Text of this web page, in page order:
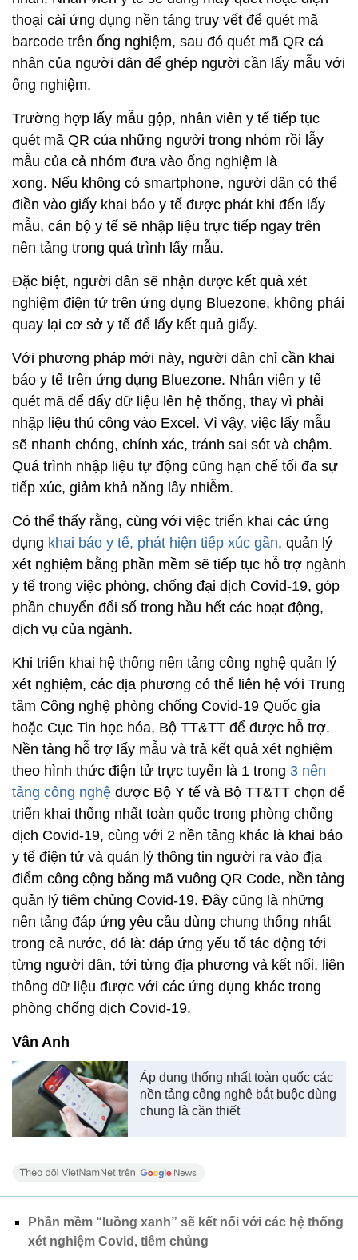
thoại cài ứng dụng nền tảng truy vết để quét mã
barcode trên ống nghiệm, sau đó quét mã QR cá
nhân của người dân để ghép người cần lấy mẫu với
ống nghiệm.
Trường hợp lấy mẫu gộp, nhân viên y tế tiếp tục
quét mã QR của những người trong nhóm rồi lẫy
mẫu của cả nhóm đưa vào ống nghiệm là
xong. Nếu không có smartphone, người dân có thể
điền vào giấy khai báo y tế được phát khi đến lấy
mẫu, cán bộ y tế sẽ nhập liệu trực tiếp ngay trên
nền tảng trong quá trình lấy mẫu.
Đặc biệt, người dân sẽ nhận được kết quả xét
nghiệm điện tử trên ứng dụng Bluezone, không phải
quay lại cơ sở y tế để lấy kết quả giấy.
Với phương pháp mới này, người dân chỉ cần khai
báo y tế trên ứng dụng Bluezone. Nhân viên y tế
quét mã để đẩy dữ liệu lên hệ thống, thay vì phải
nhập liệu thủ công vào Excel. Vì vậy, việc lấy mẫu
sẽ nhanh chóng, chính xác, tránh sai sót và chậm.
Quá trình nhập liệu tự động cũng hạn chế tối đa sự
tiếp xúc, giảm khả năng lây nhiễm.
Có thể thấy rằng, cùng với việc triển khai các ứng
dụng khai báo y tế, phát hiện tiếp xúc gần, quản lý
xét nghiệm bằng phần mềm sẽ tiếp tục hỗ trợ ngành
y tế trong việc phòng, chống đại dịch Covid-19, góp
phần chuyển đổi số trong hầu hết các hoạt động,
dịch vụ của ngành.
Khi triển khai hệ thống nền tảng công nghệ quản lý
xét nghiệm, các địa phương có thể liên hệ với Trung
tâm Công nghệ phòng chống Covid-19 Quốc gia
hoặc Cục Tin học hóa, Bộ TT&TT để được hỗ trợ.
Nền tảng hỗ trợ lấy mẫu và trả kết quả xét nghiệm
theo hình thức điện tử trực tuyến là 1 trong 3 nền
tảng công nghệ được Bộ Y tế và Bộ TT&TT chọn để
triển khai thống nhất toàn quốc trong phòng chống
dịch Covid-19, cùng với 2 nền tảng khác là khai báo
y tế điện tử và quản lý thông tin người ra vào địa
điểm công cộng bằng mã vuông QR Code, nền tảng
quản lý tiêm chủng Covid-19. Đây cũng là những
nền tảng đáp ứng yêu cầu dùng chung thống nhất
trong cả nước, đó là: đáp ứng yếu tố tác động tới
từng người dân, tới từng địa phương và kết nối, liên
thông dữ liệu được với các ứng dụng khác trong
phòng chống dịch Covid-19.
Vân Anh
Áp dụng thống nhất toàn quốc các
nền tảng công nghệ bắt buộc dùng
chung là cần thiết
Phần mềm “luồng xanh” sẽ kết nối với các hệ thống
xét nghiệm Covid, tiêm chủng